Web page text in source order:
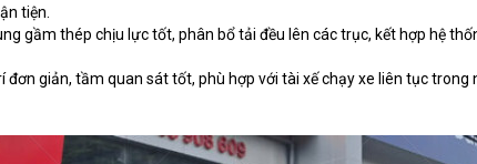
tiện.
gầm thép chịu lực tốt, phân bổ tải đều lên các trục, kết hợp hệ
đơn giản, tầm quan sát tốt, phù hợp với tài xế chạy xe liên tục